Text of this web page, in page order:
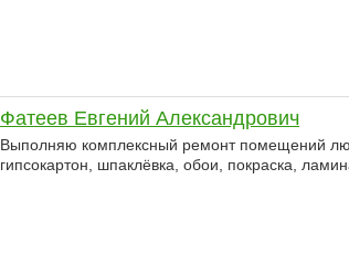
Фатеев Евгений Александрович
Выполняю комплексный ремонт помещений
гипсокартон, шпаклёвка, обои, покраска,